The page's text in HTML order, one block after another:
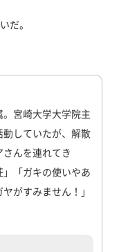
だ。
。宮崎大学大学院主
動していたが、解散
んを連れてき
「ガキの使いやあ
がすみません！」